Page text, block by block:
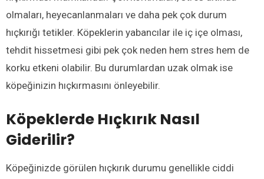
olmaları, heyecanlanmaları ve daha pek çok durum
hıçkırığı tetikler. Köpeklerin yabancılar ile iç içe olması,
tehdit hissetmesi gibi pek çok neden hem stres hem de
korku etkeni olabilir. Bu durumlardan uzak olmak ise
köpeğinizin hıçkırmasını önleyebilir.
Köpeklerde Hıçkırık Nasıl
Giderilir?
Köpeğinizde görülen hıçkırık durumu genellikle ciddi